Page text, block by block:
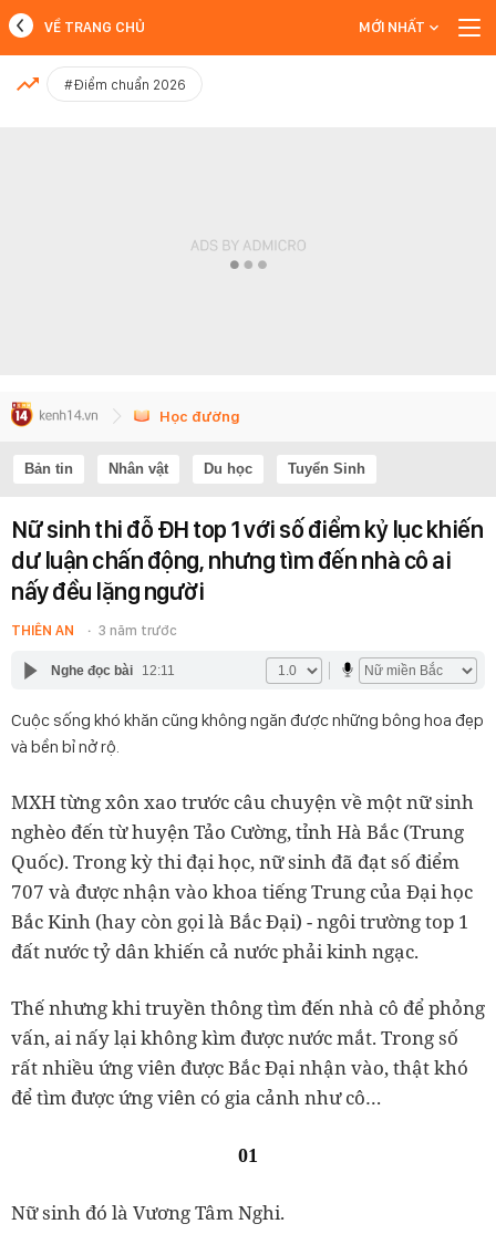
MỚI NHẤT
VỀ TRANG CHỦ MỚI NHẤT
#Điểm chuẩn 2026
Học đường
Bản tin Nhân vật Du học Tuyển Sinh
Nữ sinh thi đỗ ĐH top 1 với số điểm kỷ lục khiến
dư luận chấn động, nhưng tìm đến nhà cô ai
nấy đều lặng người
THIÊN AN 3 năm trước
Nghe đọc bài 12:11
Cuộc sống khó khăn cũng không ngăn được những bông hoa đẹp
và bền bỉ nở rộ.
MXH từng xôn xao trước câu chuyện về một nữ sinh
nghèo đến từ huyện Tảo Cường, tỉnh Hà Bắc (Trung
Quốc). Trong kỳ thi đại học, nữ sinh đã đạt số điểm
707 và được nhận vào khoa tiếng Trung của Đại học
Bắc Kinh (hay còn gọi là Bắc Đại) - ngôi trường top 1
đất nước tỷ dân khiến cả nước phải kinh ngạc.
Thế nhưng khi truyền thông tìm đến nhà cô để phỏng
vấn, ai nấy lại không kìm được nước mắt. Trong số
rất nhiều ứng viên được Bắc Đại nhận vào, thật khó
để tìm được ứng viên có gia cảnh như cô…
01
Nữ sinh đó là Vương Tâm Nghi.